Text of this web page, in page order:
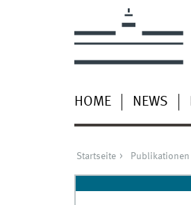
HOME NEWS
Startseite Publikationen